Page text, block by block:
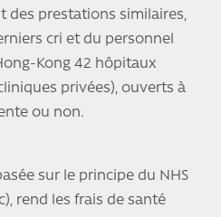
des prestations similaires,
cri et du personnel
Kong 42 hôpitaux
privées), ouverts à
ou non.
sur le principe du NHS
rend les frais de santé